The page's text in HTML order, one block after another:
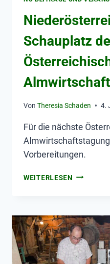
Schauplatz
Von Theresia Schaden 4.
Für die nächste
Vorbereitungen.
WEITERLESEN